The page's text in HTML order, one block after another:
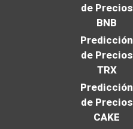
de Precios
BNB
Predicción
de Precios
TRX
Predicción
de Precios
CAKE